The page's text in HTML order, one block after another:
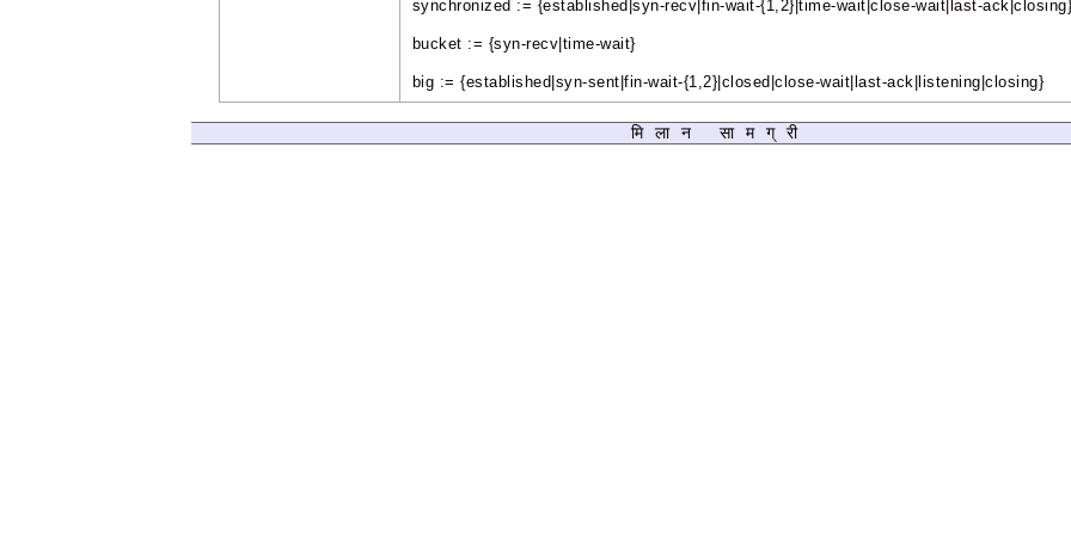
synchronized := {established|syn-recv|fin-wait-{1,2}|time-wait|close-wait|last-ack|closing}
bucket := {syn-recv|time-wait}
big := {established|syn-sent|fin-wait-{1,2}|closed|close-wait|last-ack|listening|closing}
मिलान सामग्री